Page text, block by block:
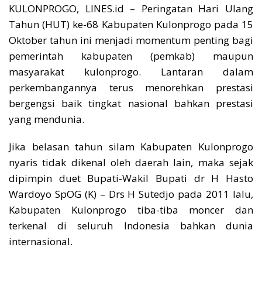
KULONPROGO, LINES.id – Peringatan Hari Ulang
Tahun (HUT) ke-68 Kabupaten Kulonprogo pada 15
Oktober tahun ini menjadi momentum penting bagi
pemerintah kabupaten (pemkab) maupun
masyarakat kulonprogo. Lantaran dalam
perkembangannya terus menorehkan prestasi
bergengsi baik tingkat nasional bahkan prestasi
yang mendunia.
Jika belasan tahun silam Kabupaten Kulonprogo
nyaris tidak dikenal oleh daerah lain, maka sejak
dipimpin duet Bupati-Wakil Bupati dr H Hasto
Wardoyo SpOG (K) – Drs H Sutedjo pada 2011 lalu,
Kabupaten Kulonprogo tiba-tiba moncer dan
terkenal di seluruh Indonesia bahkan dunia
internasional.